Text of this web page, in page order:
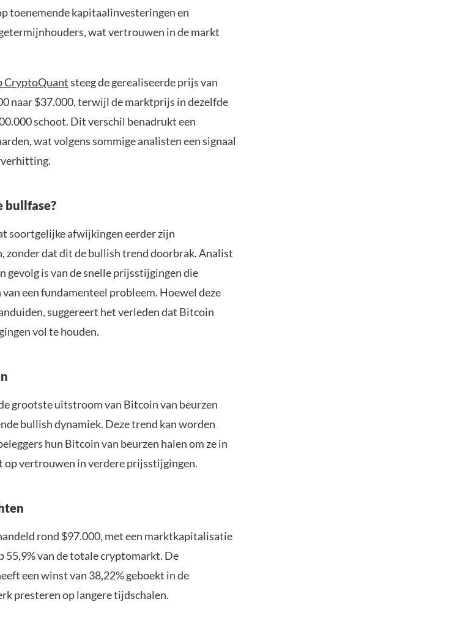
toenemende kapitaalinvesteringen en
wat vertrouwen in de markt
CryptoQuantsteeg de gerealiseerde prijs van
naar $37.000, terwijl de marktprijs in dezelfde
schoot. Dit verschil benadrukt een
wat volgens sommige analisten een signaal
soortgelijke afwijkingen eerder zijn
zonder dat dit de bullish trend doorbrak. Analist
gevolg is van de snelle prijsstijgingen die
een fundamenteel probleem. Hoewel deze
suggereert het verleden dat Bitcoin
vol te houden.
grootste uitstroom van Bitcoin van beurzen
bullish dynamiek. Deze trend kan worden
hun Bitcoin van beurzen halen om ze in
op vertrouwen in verdere prijsstijgingen.
rond $97.000, met een marktkapitalisatie
55,9% van de totale cryptomarkt. De
een winst van 38,22% geboekt in de
presteren op langere tijdschalen.